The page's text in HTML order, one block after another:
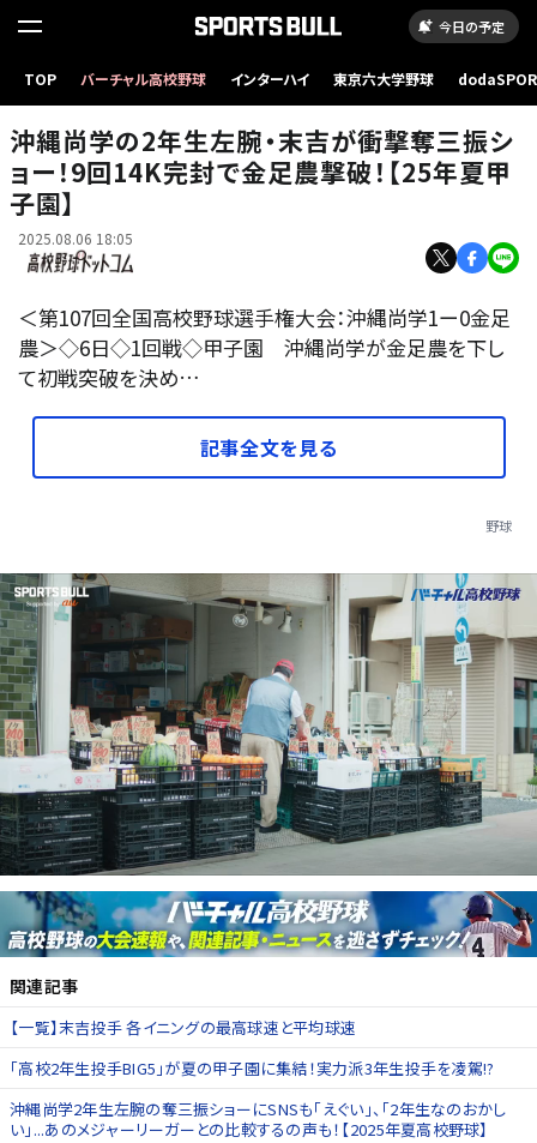
今日の予定
TOP バーチャル高校野球 インターハイ 東京六大学野球
完封勝利を挙げた沖縄尚学の末吉（撮影・太田 裕史）
沖縄尚学の2年生左腕・末吉が衝撃奪三振シ
ョー！9回14K完封で金足農撃破！【25年夏甲
子園】
2025.08.06 18:05
＜第107回全国高校野球選手権大会：沖縄尚学1ー0金足
農＞◇6日◇1回戦◇甲子園 沖縄尚学が金足農を下し
て初戦突破を決め…
記事全文を見る
野球
関連記事
【一覧】末吉投手 各イニングの最高球速と平均球速
「高校2年生投手BIG5」が夏の甲子園に集結！実力派3年生投手を凌駕!?
沖縄尚学2年生左腕の奪三振ショーにSNSも「えぐい」、「2年生なのおかし
い」...あのメジャーリーガーとの比較するの声も！【2025年夏高校野球】